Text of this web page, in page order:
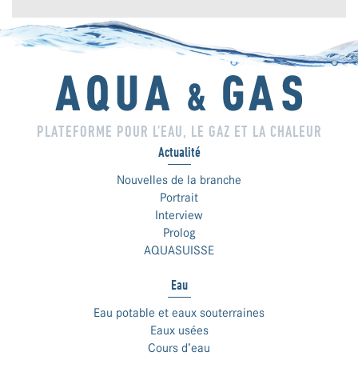
PLATEFORME POUR L’EAU, LE GAZ ET LA CHALEUR
Actualité
Nouvelles de la branche
Portrait
Interview
Prolog
AQUASUISSE
Eau
Eau potable et eaux souterraines
Eaux usées
Cours d’eau